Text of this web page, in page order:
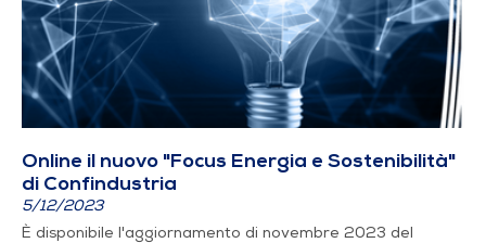
Online il nuovo "Focus Energia e Sostenibilità"
di Confindustria
5/12/2023
È disponibile l'aggiornamento di novembre 2023 del